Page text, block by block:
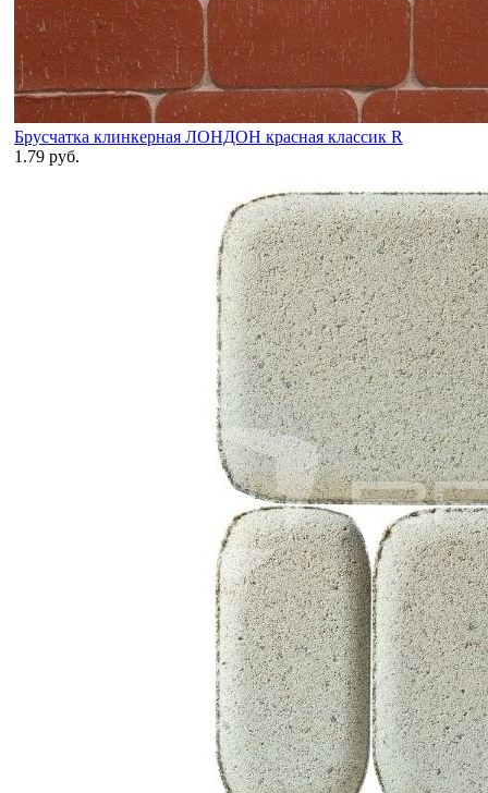
Брусчатка клинкерная ЛОНДОН красная классик R
1.79 руб.